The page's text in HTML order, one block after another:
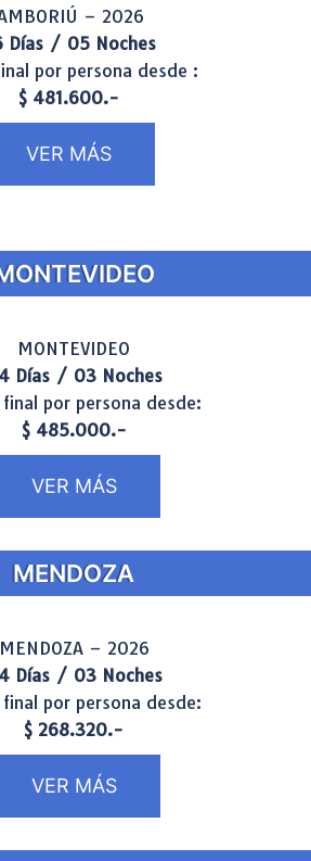
– 2026
Días / 05 Noches
por persona desde :
$ 481.600.-
VER MÁS
MONTEVIDEO
Días / 03 Noches
final por persona desde:
$ 485.000.-
VER MÁS
MENDOZA
MENDOZA – 2026
Días / 03 Noches
final por persona desde:
$ 268.320.-
VER MÁS